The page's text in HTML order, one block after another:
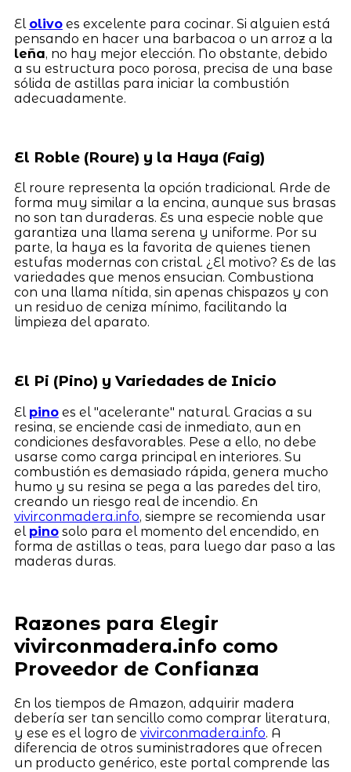
El olivoes excelente para cocinar. Si alguien está
pensando en hacer una barbacoa o un arroz a la
leña, no hay mejor elección. No obstante, debido
a su estructura poco porosa, precisa de una base
sólida de astillas para iniciar la combustión
adecuadamente.
El Roble (Roure) y la Haya (Faig)
El roure representa la opción tradicional. Arde de
forma muy similar a la encina, aunque sus brasas
no son tan duraderas. Es una especie noble que
garantiza una llama serena y uniforme. Por su
parte, la haya es la favorita de quienes tienen
estufas modernas con cristal. ¿El motivo? Es de las
variedades que menos ensucian. Combustiona
con una llama nítida, sin apenas chispazos y con
un residuo de ceniza mínimo, facilitando la
limpieza del aparato.
El Pi (Pino) y Variedades de Inicio
El pinoes el "acelerante" natural. Gracias a su
resina, se enciende casi de inmediato, aun en
condiciones desfavorables. Pese a ello, no debe
usarse como carga principal en interiores. Su
combustión es demasiado rápida, genera mucho
humo y su resina se pega a las paredes del tiro,
creando un riesgo real de incendio. En
vivirconmadera.info, siempre se recomienda usar
el pinosolo para el momento del encendido, en
forma de astillas o teas, para luego dar paso a las
maderas duras.
Razones para Elegir
vivirconmadera.info como
Proveedor de Confianza
En los tiempos de Amazon, adquirir madera
debería ser tan sencillo como comprar literatura,
y ese es el logro de vivirconmadera.info. A
diferencia de otros suministradores que ofrecen
un producto genérico, este portal comprende las